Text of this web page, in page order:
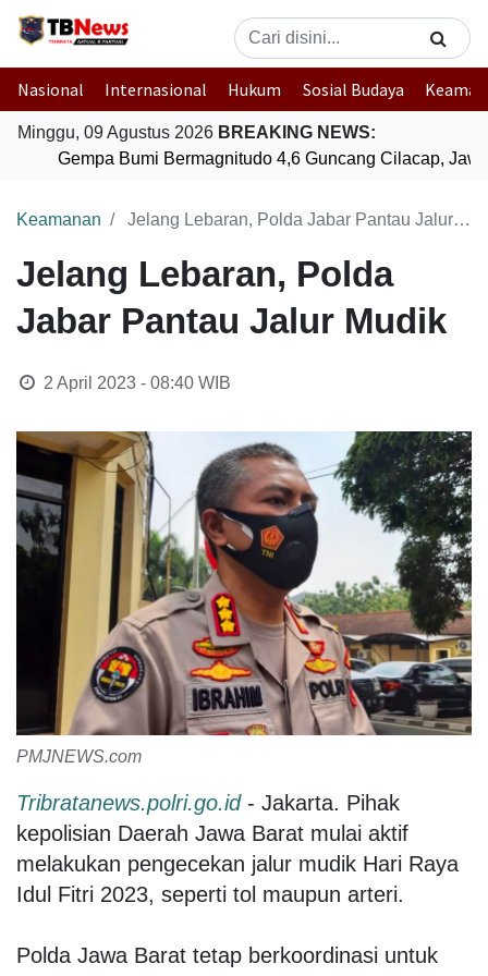
Nasional Internasional Hukum Sosial Budaya
Minggu, 09 Agustus 2026 BREAKING NEWS:
Gempa Bumi Bermagnitudo 4,6 Guncang Cilacap, Jawa
Keamanan Jelang Lebaran, Polda Jabar Pantau Jalur Mudik
Jelang Lebaran, Polda
Jabar Pantau Jalur Mudik
2 April 2023 - 08:40WIB
PMJNEWS.com
Tribratanews.polri.go.id- Jakarta. Pihak
kepolisian Daerah Jawa Barat mulai aktif
melakukan pengecekan jalur mudik Hari Raya
Idul Fitri 2023, seperti tol maupun arteri.
Polda Jawa Barat tetap berkoordinasi untuk